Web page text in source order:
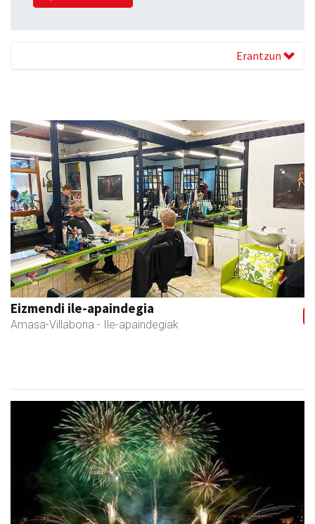
Erantzun
Eizmendi ile-apaindegia
Amasa-Villabona - Ile-apaindegiak
Previous Next